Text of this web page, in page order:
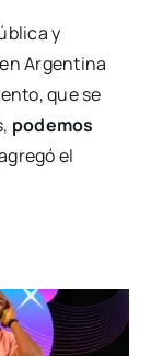
y
Argentina
que se
podemos
agregó el